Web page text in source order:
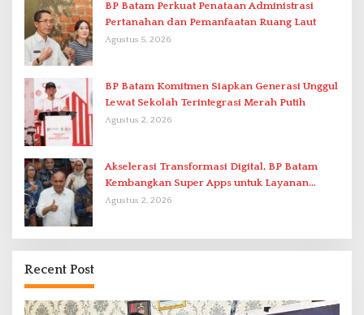
BP Batam Perkuat Penataan Administrasi
Pertanahan dan Pemanfaatan Ruang Laut
Agustus 5, 2026
BP Batam Komitmen Siapkan Generasi Unggul
Lewat Sekolah Terintegrasi Merah Putih
Agustus 2, 2026
Akselerasi Transformasi Digital, BP Batam
Kembangkan Super Apps untuk Layanan
Terpadu
Agustus 2, 2026
Recent Post